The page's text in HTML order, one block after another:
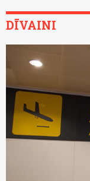
DĪVAINI